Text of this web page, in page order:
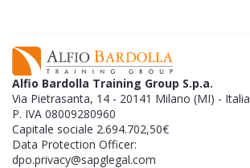
Alfio Bardolla Training Group S.p.a.
Via Pietrasanta, 14 - 20141 Milano (MI) - Italia
P. IVA 08009280960
Capitale sociale 2.694.702,50€
Data Protection Officer:
dpo.privacy@sapglegal.com